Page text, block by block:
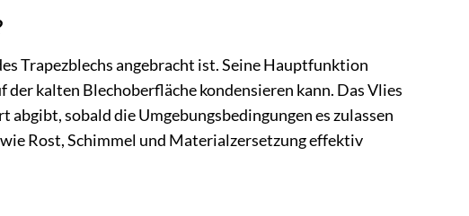
Trapezblechs angebracht ist. Seine Hauptfunktion
kalten Blechoberfläche kondensieren kann. Das Vlies
sobald die Umgebungsbedingungen es zulassen
Rost, Schimmel und Materialzersetzung effektiv